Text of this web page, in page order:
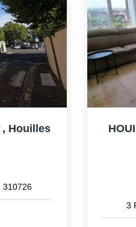
, Houilles
310726
3